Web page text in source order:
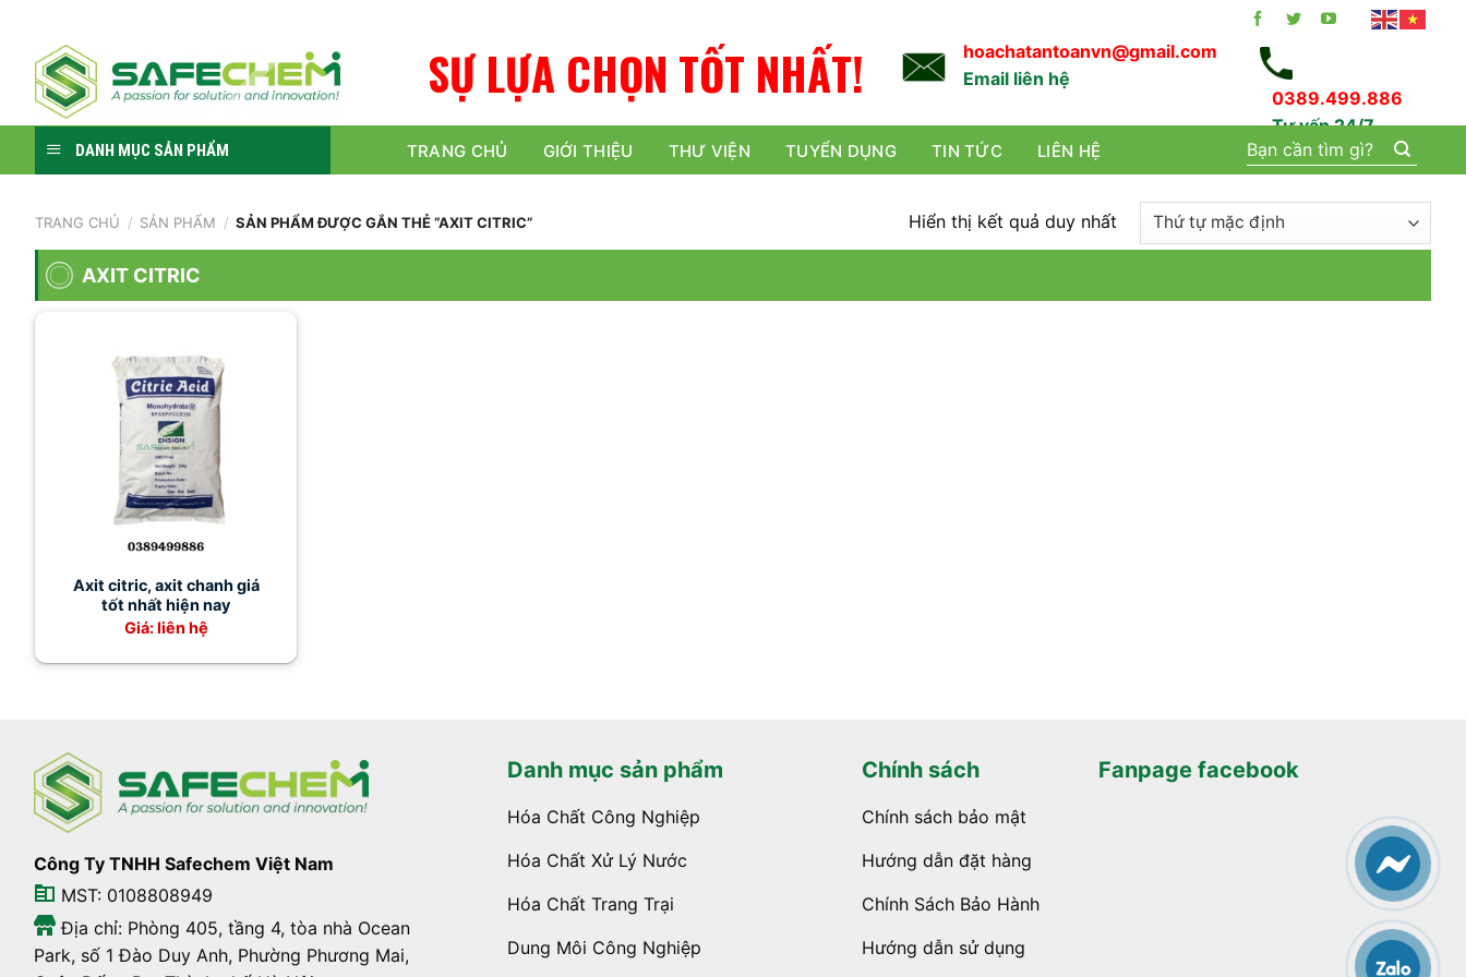
content
SỰ LỰA CHỌN TỐT NHẤT!
hoachatantoanvn@gmail.com
Email liên hệ
0389.499.886
Tư vấn 24/7
DANH MỤC SẢN PHẨM TRANG CHỦ GIỚI THIỆU THƯ VIỆN TUYỂN DỤNG TIN TỨC LIÊN HỆ
Tìm
kiếm:
TRANG CHỦ / SẢN PHẨM / SẢN PHẨM ĐƯỢC GẮN THẺ “AXIT CITRIC” Hiển thị kết quả duy nhất
AXIT CITRIC
Axit citric, axit chanh giá
tốt nhất hiện nay
Giá: liên hệ
Công Ty TNHH Safechem Việt Nam
MST: 0108808949
Địa chỉ: Phòng 405, tầng 4, tòa nhà Ocean
Park, số 1 Đào Duy Anh, Phường Phương Mai,
Danh mục sản phẩm
Hóa Chất Công Nghiệp
Hóa Chất Xử Lý Nước
Hóa Chất Trang Trại
Dung Môi Công Nghiệp
Chính sách
Chính sách bảo mật
Hướng dẫn đặt hàng
Chính Sách Bảo Hành
Hướng dẫn sử dụng
Fanpage facebook